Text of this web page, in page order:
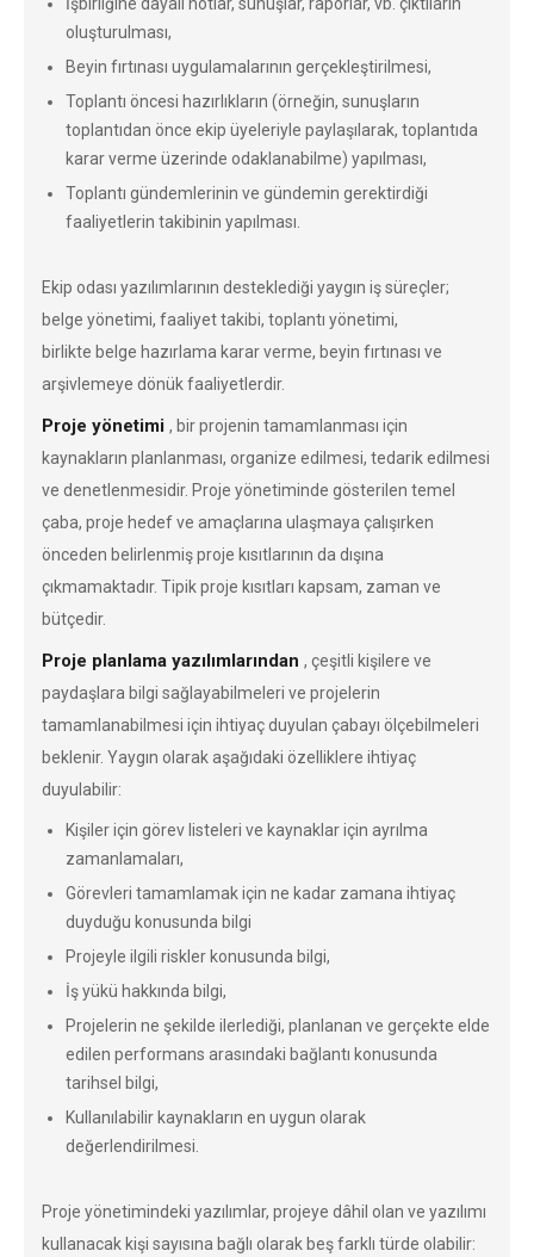
oluşturulması,
Beyin fırtınası uygulamalarının gerçekleştirilmesi,
Toplantı öncesi hazırlıkların (örneğin, sunuşların
toplantıdan önce ekip üyeleriyle paylaşılarak, toplantıda
karar verme üzerinde odaklanabilme) yapılması,
Toplantı gündemlerinin ve gündemin gerektirdiği
faaliyetlerin takibinin yapılması.
Ekip odası yazılımlarının desteklediği yaygın iş süreçler;
belge yönetimi, faaliyet takibi, toplantı yönetimi,
birlikte belge hazırlama karar verme, beyin fırtınası ve
arşivlemeye dönük faaliyetlerdir.
Proje yönetimi , bir projenin tamamlanması için
kaynakların planlanması, organize edilmesi, tedarik edilmesi
ve denetlenmesidir. Proje yönetiminde gösterilen temel
çaba, proje hedef ve amaçlarına ulaşmaya çalışırken
önceden belirlenmiş proje kısıtlarının da dışına
çıkmamaktadır. Tipik proje kısıtları kapsam, zaman ve
bütçedir.
Proje planlama yazılımlarından , çeşitli kişilere ve
paydaşlara bilgi sağlayabilmeleri ve projelerin
tamamlanabilmesi için ihtiyaç duyulan çabayı ölçebilmeleri
beklenir. Yaygın olarak aşağıdaki özelliklere ihtiyaç
duyulabilir:
Kişiler için görev listeleri ve kaynaklar için ayrılma
zamanlamaları,
Görevleri tamamlamak için ne kadar zamana ihtiyaç
duyduğu konusunda bilgi
Projeyle ilgili riskler konusunda bilgi,
İş yükü hakkında bilgi,
Projelerin ne şekilde ilerlediği, planlanan ve gerçekte elde
edilen performans arasındaki bağlantı konusunda
tarihsel bilgi,
Kullanılabilir kaynakların en uygun olarak
değerlendirilmesi.
Proje yönetimindeki yazılımlar, projeye dâhil olan ve yazılımı
kullanacak kişi sayısına bağlı olarak beş farklı türde olabilir: